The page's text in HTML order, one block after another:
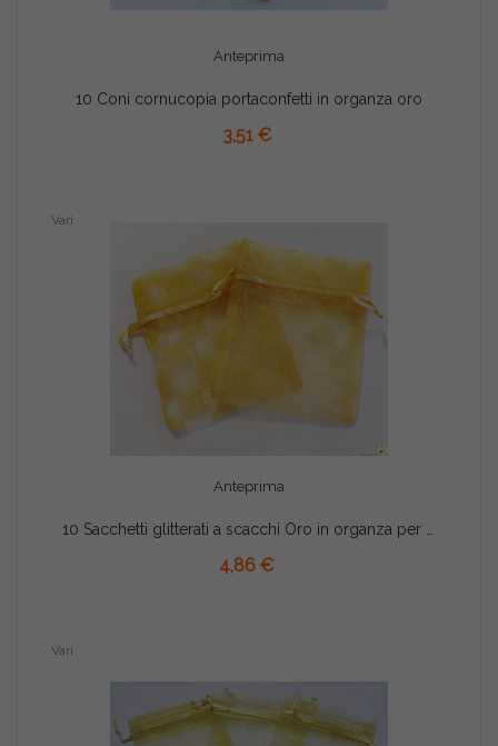
Anteprima
10 Coni cornucopia portaconfetti in organza oro
3,51 €
Anteprima
Vari
4,86 €
Vari